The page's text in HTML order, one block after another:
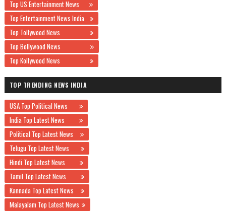
Top US Entertainment News
Top Entertainment News India
Top Tollywood News
Top Bollywood News
Top Kollywood News
TOP TRENDING NEWS INDIA
USA Top Political News
India Top Latest News
Political Top Latest News
Telugu Top Latest News
Hindi Top Latest News
Tamil Top Latest News
Kannada Top Latest News
Malayalam Top Latest News